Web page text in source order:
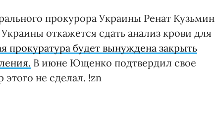
прокурора Украины Ренат Кузьмин
откажется сдать анализ крови для
прокуратура будет вынуждена закрыть
В июне Ющенко подтвердил свое
этого не сделал. !zn